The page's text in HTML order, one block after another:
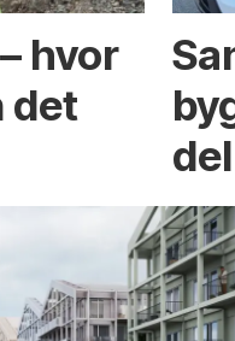
hvor
det